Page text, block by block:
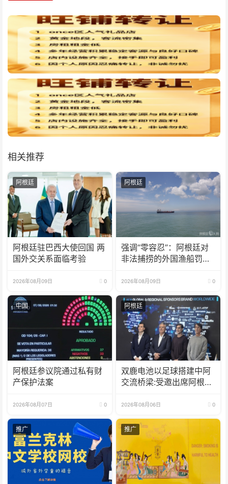
相关推荐
阿根廷
阿根廷驻巴西大使回国 两
国外交关系面临考验
2026年08月09日 0
阿根廷
强调“零容忍”：阿根廷对
非法捕捞的外国渔船罚款
2026年08月09日 0
中国
阿根廷参议院通过私有财
产保护法案
2026年08月07日 0
阿根廷
双鹿电池以足球搭建中阿
交流桥梁:受邀出席阿根廷
2026年08月06日 0
推广 推广